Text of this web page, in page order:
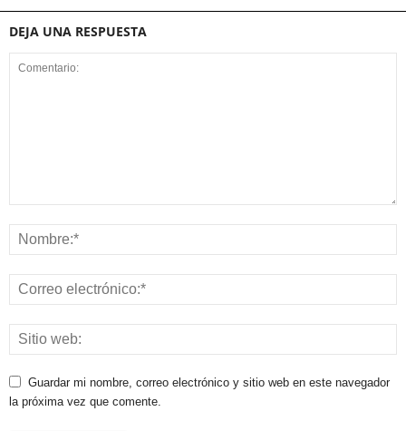
DEJA UNA RESPUESTA
Guardar mi nombre, correo electrónico y sitio web en este navegador
la próxima vez que comente.